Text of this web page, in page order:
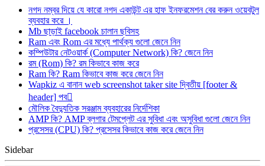
নগদ নম্বর দিয়ে যে কারো নগদ একাউন্ট এর হাফ ইনফরমেশন বের করুন ওয়েবটুল
ব্যবহার করে ।
Mb ছাড়াই facebook চালান ছবিসহ
Ram এবং Rom এর মধ্যে পার্থক্য গুলো জেনে নিন
কম্পিউটার নেটওয়ার্ক (Computer Network) কি? জেনে নিন
রম (Rom) কি? রম কিভাবে কাজ করে
Ram কি? Ram কিভাবে কাজ করে জেনে নিন
Wapkiz এ বানান web screenshot taker site দ্বিতীয় [footer &
header] পব
মৌলিক বৈদ্যুতিক সরঞ্জাম ব্যবহারের নির্দেশিকা
AMP কি? AMP ব্লগার টেমপ্লেট এর সুবিধা এবং অসুবিধা গুলো জেনে নিন
প্রসেসর (CPU) কি? প্রসেসর কিভাবে কাজ করে জেনে নিন
Sidebar